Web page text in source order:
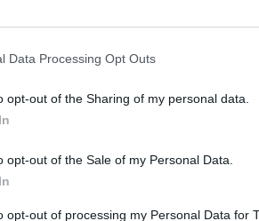
Data Processing Opt Outs
opt-out of the Sharing of my personal data.
opt-out of the Sale of my Personal Data.
opt-out of processing my Personal Data for
y a sus
Cano,
director general y
globales de Oaktree en
ambiciones para el club